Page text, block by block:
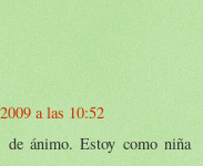
a las 10:52
de ánimo. Estoy como niña